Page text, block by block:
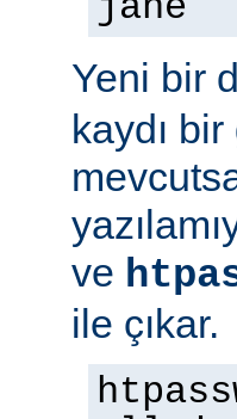
Yeni bir
kaydı
ve
ile çıkar.